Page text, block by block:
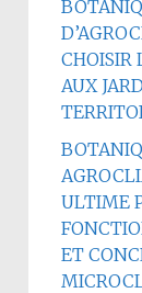
CHOISIR
AUX
ULTIME
ET